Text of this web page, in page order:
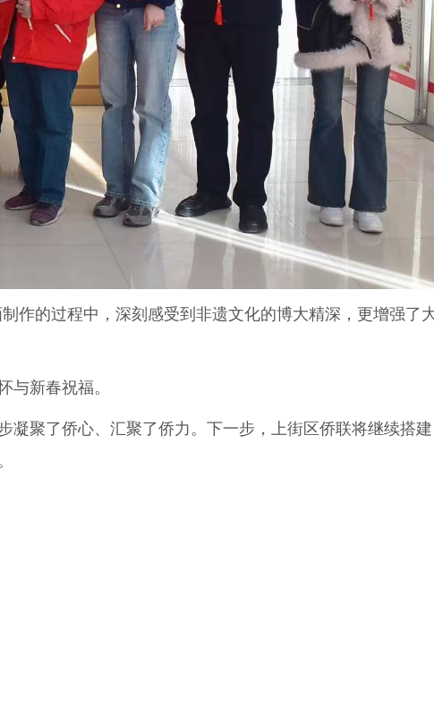
的过程中，深刻感受到非遗文化的博大精深，更增强了
新春祝福。
聚了侨心、汇聚了侨力。下一步，上街区侨联将继续搭建